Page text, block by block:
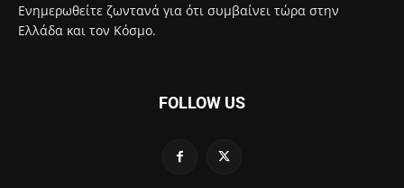
Ενημερωθείτε ζωντανά για ότι συμβαίνει τώρα στην
Ελλάδα και τον Κόσμο.
FOLLOW US